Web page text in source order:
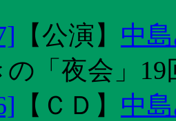
【公演 】 中
「夜会」
【 ＣＤ 】 中